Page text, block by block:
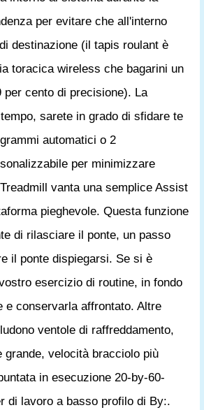
per evitare che all'interno
destinazione (il tapis roulant è
toracica wireless che bagarini un
per cento di precisione). La
sarete in grado di sfidare te
automatici o 2
per minimizzare
vanta una semplice Assist
pieghevole. Questa funzione
di rilasciare il ponte, un passo
il ponte dispiegarsi. Se si è
esercizio di routine, in fondo
e conservarla affrontato. Altre
ventole di raffreddamento,
grande, velocità bracciolo più
in esecuzione 20-by-60-
di lavoro a basso profilo di By:.